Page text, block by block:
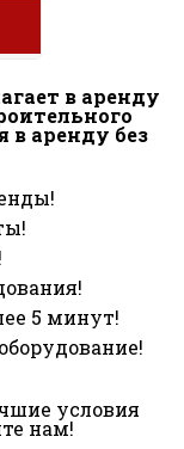
в аренду
в аренду без
5 минут!
условия
нам!